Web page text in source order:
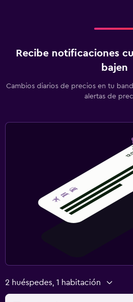
Recibe notificaciones
bajen
Cambios diarios de precios en tu
alertas de
2 huéspedes, 1 habitación